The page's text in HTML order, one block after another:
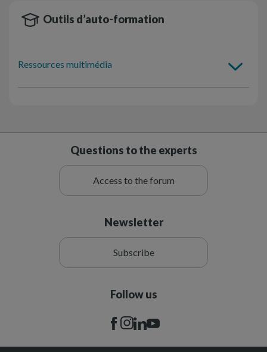
Outils d’auto-formation
Ressources multimédia
Questions to the experts
Access to the forum
Newsletter
Subscribe
Follow us